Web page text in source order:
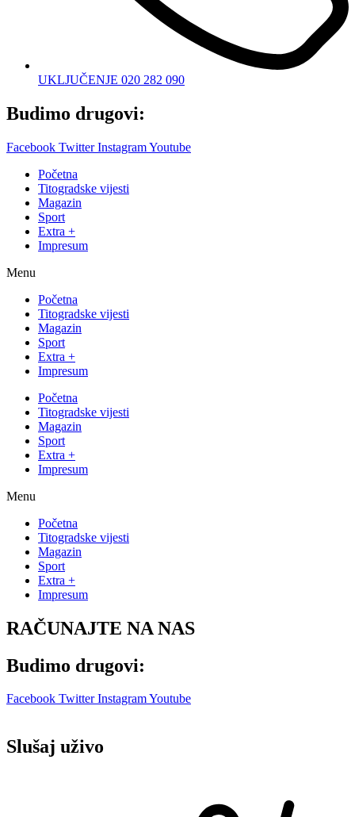
UKLJUČENJE 020 282 090
Budimo drugovi:
Facebook Twitter InstagramYoutube
Početna
Titogradske vijesti
Magazin
Sport
Extra +
Impresum
Menu
Početna
Titogradske vijesti
Magazin
Sport
Extra +
Impresum
Početna
Titogradske vijesti
Magazin
Sport
Extra +
Impresum
Menu
Početna
Titogradske vijesti
Magazin
Sport
Extra +
Impresum
RAČUNAJTE NA NAS
Budimo drugovi:
Facebook Twitter InstagramYoutube
Slušaj uživo